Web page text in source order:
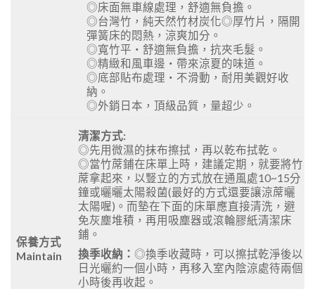
◎床面無車線處理，舒適無負擔。
◎台灣竹，純天然竹材炭化◎厚竹片，隔開
彈簧床的悶熱，涼爽加分。
◎寬竹平‧舒適無負擔，抗夾毛髮。
◎精緻和風車邊‧帶來涼夏的味道。
◎底部貼布處理‧不滑動，耐用美觀好收
納。
◎外銷日本，頂級品質，量超少。
保養方式
Maintain
清潔方式:
◎先用微濕的抹布擦拭，再以乾布拭乾。
◎當竹蓆鋪在床單上時，建議定期，就要將竹
蓆拿起來，以豎立的方式放在通風處10~15分
鐘或曬曬太陽殺菌(最好的方式還要讓涼蓆曬
太陽喔)。而墊在下面的床單應直接清洗，避
免灰塵堆積，再用吸塵器或滾輪膠紙清潔床
鋪。
換季收納： ◎換季收藏時，可以擦拭乾淨後以
日光曬約一個小時，再移入室內陰涼處待兩個
小時後再收起。